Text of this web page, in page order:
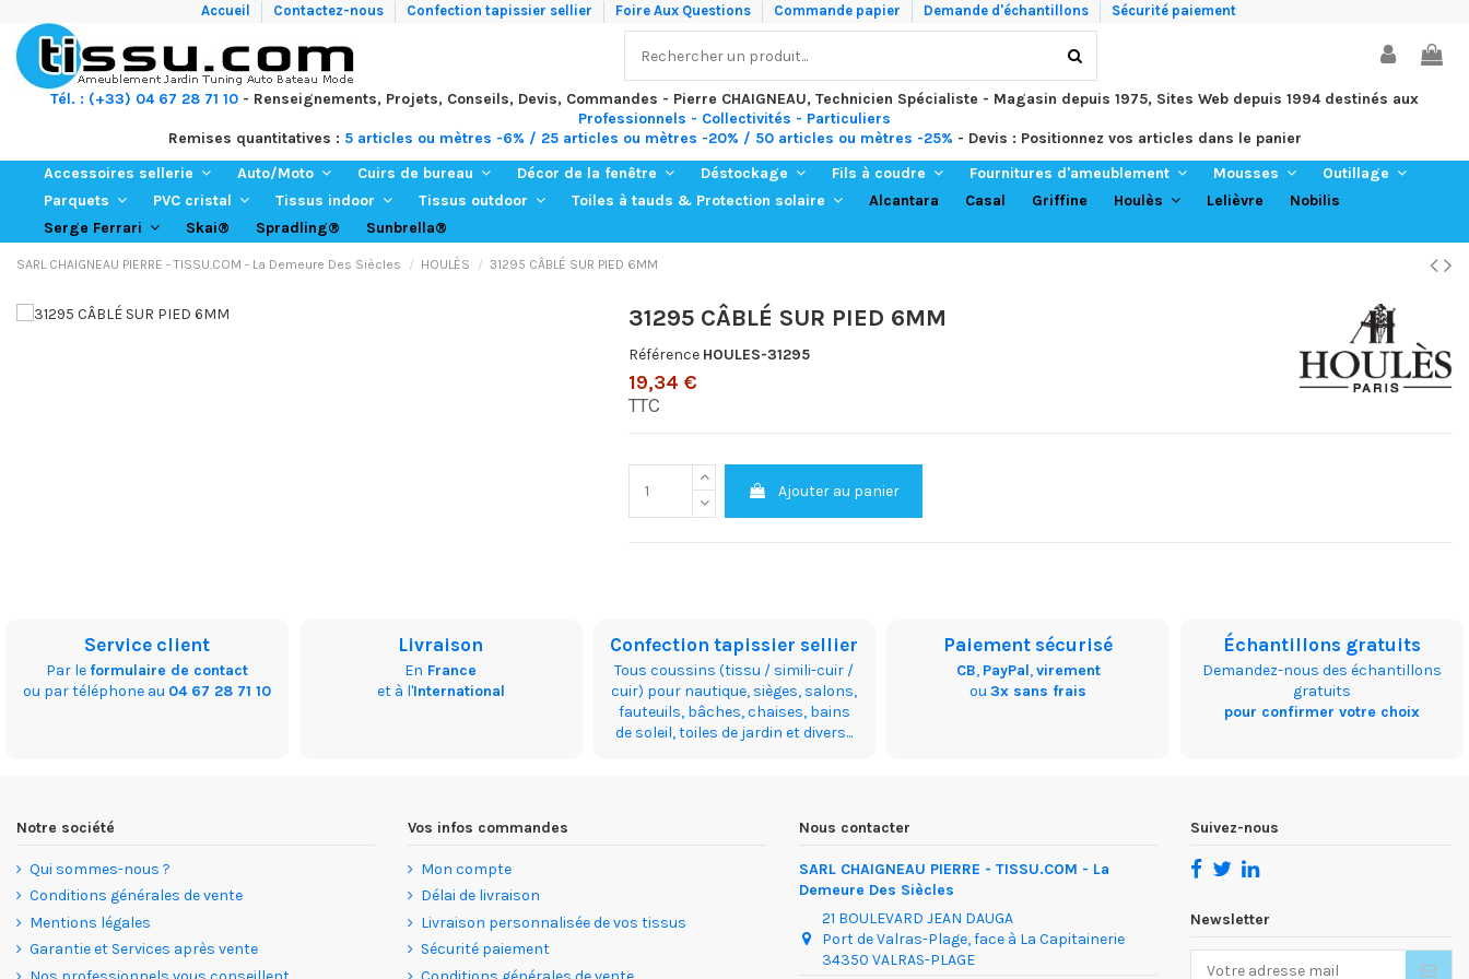
Accueil Contactez-nous Confection tapissier sellier Foire Aux Questions Commande papier Demande d'échantillons Sécurité paiement
Tél. : (+33) 04 67 28 71 10 - Renseignements, Projets, Conseils, Devis, Commandes - Pierre CHAIGNEAU, Technicien Spécialiste - Magasin depuis 1975, Sites Web depuis 1994 destinés aux
Professionnels - Collectivités - Particuliers
Remises quantitatives : 5 articles ou mètres -6% / 25 articles ou mètres -20% / 50 articles ou mètres -25% - Devis : Positionnez vos articles dans le panier
Accessoires sellerie
Auto/Moto Cuirs de bureau Décor de la fenêtre Déstockage Fils à coudre Fournitures d'ameublement Mousses
Outillage
Parquets
PVC cristal Tissus indoor Tissus outdoor Toiles à tauds & Protection solaire Alcantara Casal Griffine Houlès Lelièvre
Nobilis
Serge Ferrari
Skai® Spradling® Sunbrella®
SARL CHAIGNEAU PIERRE - TISSU.COM - La Demeure Des Siècles HOULÈS 31295 CÂBLÉ SUR PIED 6MM
31295 CÂBLÉ SUR PIED 6MM
Référence HOULES-31295
19,34 €
TTC
Ajouter au panier
Service client
Par le formulaire de contact
ou par téléphone au 04 67 28 71 10
Livraison
En France
et à l'International
Confection tapissier sellier
Tous coussins (tissu / simili-cuir /
cuir) pour nautique, sièges, salons,
fauteuils, bâches, chaises, bains
de soleil, toiles de jardin et divers...
Paiement sécurisé
CB, PayPal,virement
ou3x sans frais
Échantillons gratuits
Demandez-nous des échantillons
gratuits
pour confirmer votre choix
Notre société
Qui sommes-nous ?
Conditions générales de vente
Mentions légales
Garantie et Services après vente
Vos infos commandes
Mon compte
Délai de livraison
Livraison personnalisée de vos tissus
Sécurité paiement
Nous contacter
SARL CHAIGNEAU PIERRE - TISSU.COM - La
Demeure Des Siècles
21 BOULEVARD JEAN DAUGA
Port de Valras-Plage, face à La Capitainerie
34350 VALRAS-PLAGE
Suivez-nous
Newsletter